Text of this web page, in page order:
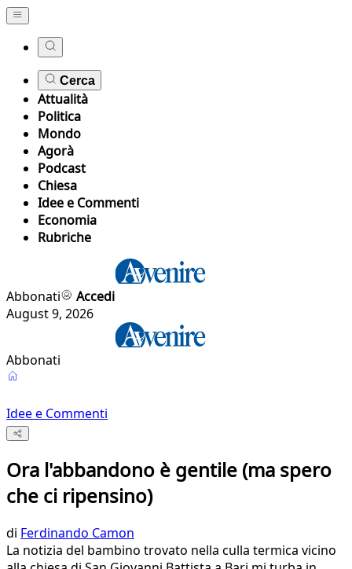
Cerca
Attualità
Politica
Mondo
Agorà
Podcast
Chiesa
Idee e Commenti
Economia
Rubriche
Abbonati
Accedi
August 9, 2026
Abbonati
Idee e Commenti
Ora l'abbandono è gentile (ma spero
che ci ripensino)
di Ferdinando Camon
La notizia del bambino trovato nella culla termica vicino